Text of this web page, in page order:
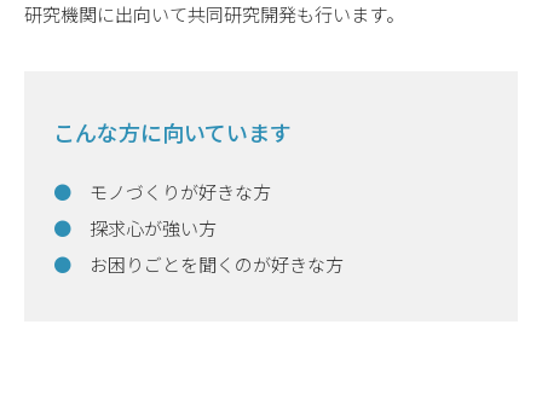
研究機関に出向いて共同研究開発も行います。
こんな方に向いています
モノづくりが好きな方
探求心が強い方
お困りごとを聞くのが好きな方